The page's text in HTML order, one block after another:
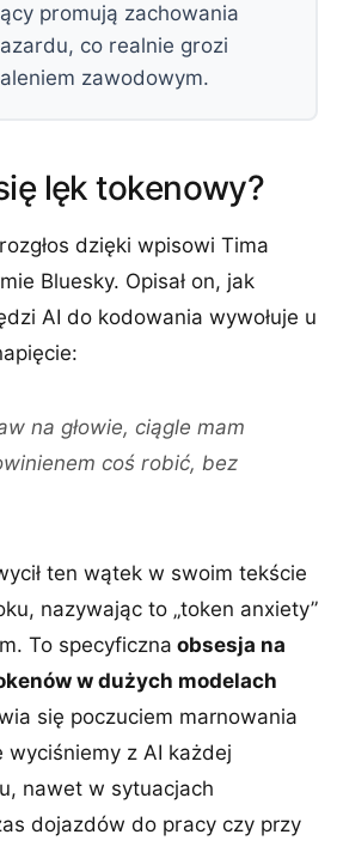
promują zachowania
co realnie grozi
zawodowym.
lęk tokenowy?
dzięki wpisowi Tima
Bluesky. Opisał on, jak
AI do kodowania wywołuje u
na głowie, ciągle mam
coś robić, bez
ten wątek w swoim tekście
nazywając to „token anxiety”
To specyficzna obsesja na
w dużych modelach
się poczuciem marnowania
wyciśniemy z AI każdej
nawet w sytuacjach
dojazdów do pracy czy przy